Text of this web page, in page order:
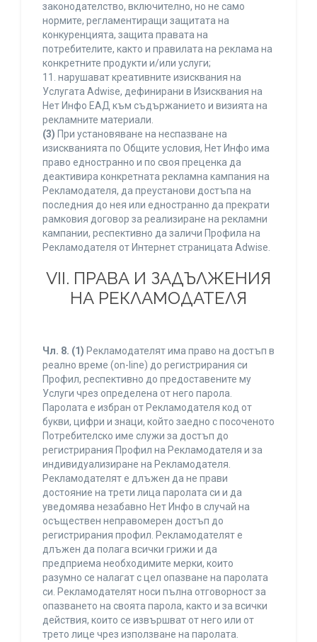
законодателство, включително, но не само
нормите, регламентиращи защитата на
конкуренцията, защита правата на
потребителите, както и правилата на реклама на
конкретните продукти и/или услуги;
11. нарушават креативните изисквания на
Услугата Adwise, дефинирани в Изисквания на
Нет Инфо ЕАД към съдържанието и визията на
рекламните материали.
(3) При установяване на неспазване на
изискванията по Общите условия, Нет Инфо има
право едностранно и по своя преценка да
деактивира конкретната рекламна кампания на
Рекламодателя, да преустанови достъпа на
последния до нея или едностранно да прекрати
рамковия договор за реализиране на рекламни
кампании, респективно да заличи Профила на
Рекламодателя от Интернет страницата Adwise.
VII. ПРАВА И ЗАДЪЛЖЕНИЯ
НА РЕКЛАМОДАТЕЛЯ
Чл. 8. (1) Рекламодателят има право на достъп в
реално време (on-line) до регистрирания си
Профил, респективно до предоставените му
Услуги чрез определена от него парола.
Паролата е избран от Рекламодателя код от
букви, цифри и знаци, който заедно с посоченото
Потребителско име служи за достъп до
регистрирания Профил на Рекламодателя и за
индивидуализиране на Рекламодателя.
Рекламодателят е длъжен да не прави
достояние на трети лица паролата си и да
уведомява незабавно Нет Инфо в случай на
осъществен неправомерен достъп до
регистрирания профил. Рекламодателят е
длъжен да полага всички грижи и да
предприема необходимите мерки, които
разумно се налагат с цел опазване на паролата
си. Рекламодателят носи пълна отговорност за
опазването на своята парола, както и за всички
действия, които се извършват от него или от
трето лице чрез използване на паролата.